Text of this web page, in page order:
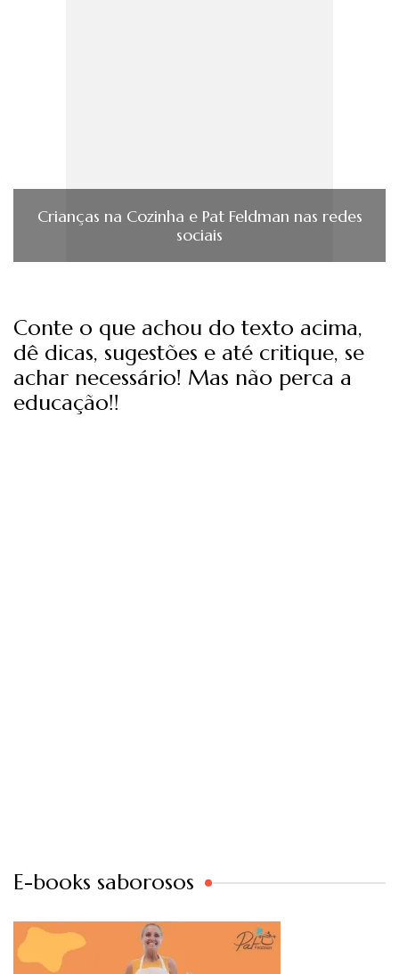
Crianças na Cozinha e Pat Feldman nas redes
sociais
Conte o que achou do texto acima,
dê dicas, sugestões e até critique, se
achar necessário! Mas não perca a
educação!!
E-books saborosos